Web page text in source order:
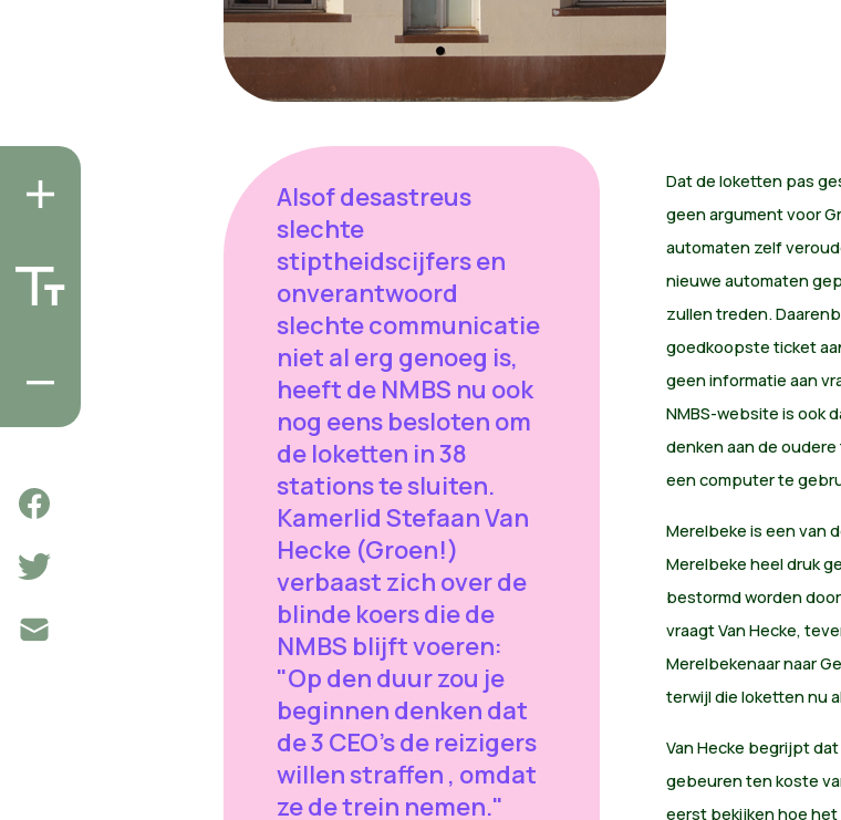
Alsof desastreus
slechte
stiptheidscijfers en
onverantwoord
slechte communicatie
niet al erg genoeg is,
heeft de NMBS nu ook
nog eens besloten om
de loketten in 38
stations te sluiten.
Kamerlid Stefaan Van
Hecke (Groen!)
verbaast zich over de
blinde koers die de
NMBS blijft voeren:
"Op den duur zou je
beginnen denken dat
de 3 CEO's de reizigers
willen straffen , omdat
ze de trein nemen."
Dat de loketten pas
geen argument voor
automaten zelf
nieuwe automaten
zullen treden.
goedkoopste ticket
geen informatie aan
NMBS-website is ook
denken aan de
een computer te
Merelbeke is een van
Merelbeke heel druk
bestormd worden
vraagt Van Hecke,
Merelbekenaar naar
terwijl die loketten nu
Van Hecke begrijpt
gebeuren ten koste
eerst bekijken hoe